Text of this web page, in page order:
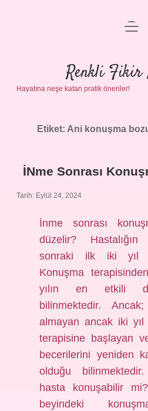
Anasayfa
Gizlilik
Yasal
Renkli Fikir
Hayatına neşe katan pratik öneriler!
Etiket: Ani konuşma
İNme Sonrası
Tarih: Eylül 24, 2024
İnme sonrası
düzelir? Hastalığın
sonraki ilk iki yıl
Konuşma
yılın en etkili
bilinmektedir.
almayan ancak iki
terapisine başlayan
becerilerini yeniden
olduğu
hasta konuşabilir
beyindeki